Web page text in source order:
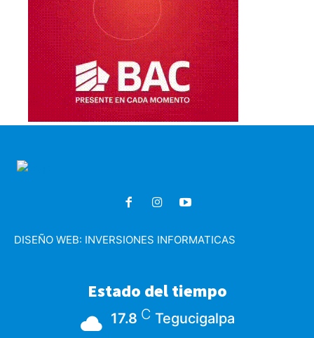
DISEÑO WEB: INVERSIONES INFORMATICAS
Estado del tiempo
17.8 C Tegucigalpa